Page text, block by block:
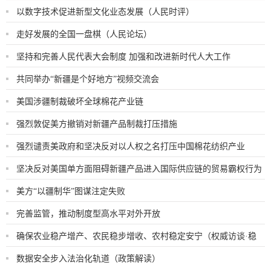
以数字技术促进新型文化业态发展（人民时评）
走好发展的全国一盘棋（人民论坛）
坚持和完善人民代表大会制度 加强和改进新时代人大工作
共同举办“新疆是个好地方”视频交流会
美国涉疆制裁破坏全球棉花产业链
强烈敦促美方撤销对新疆产品制裁打压措施
强烈谴责美政府和坚决反对以人权之名打压中国棉花纺织产业
坚决反对美国单方面阻碍新疆产品进入国际供应链的贸易霸权行为
美方“以疆制华”图谋注定失败
完善监管，推动制度型高水平对外开放
确保农业稳产增产、农民稳步增收、农村稳定安宁（权威访谈·稳
字当头、稳中求进：怎么看、怎么办）
数据安全步入法治化轨道（政策解读）